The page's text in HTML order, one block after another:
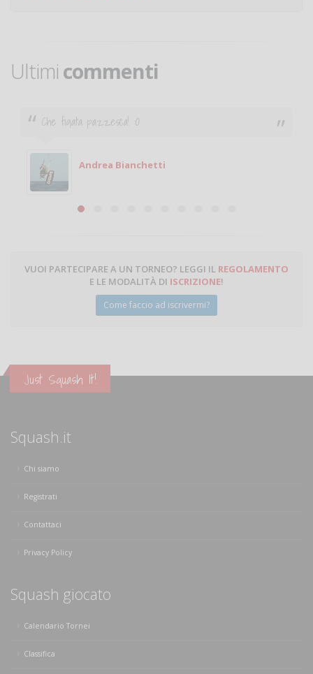
Ultimi commenti
Che figata pazzesca! :O
Andrea Bianchetti
VUOI PARTECIPARE A UN TORNEO? LEGGI IL REGOLAMENTO
E LE MODALITÀ DI ISCRIZIONE!
Come faccio ad iscrivermi?
Just Squash It!
Squash.it
Chi siamo
Registrati
Contattaci
Privacy Policy
Squash giocato
Calendario Tornei
Classifica